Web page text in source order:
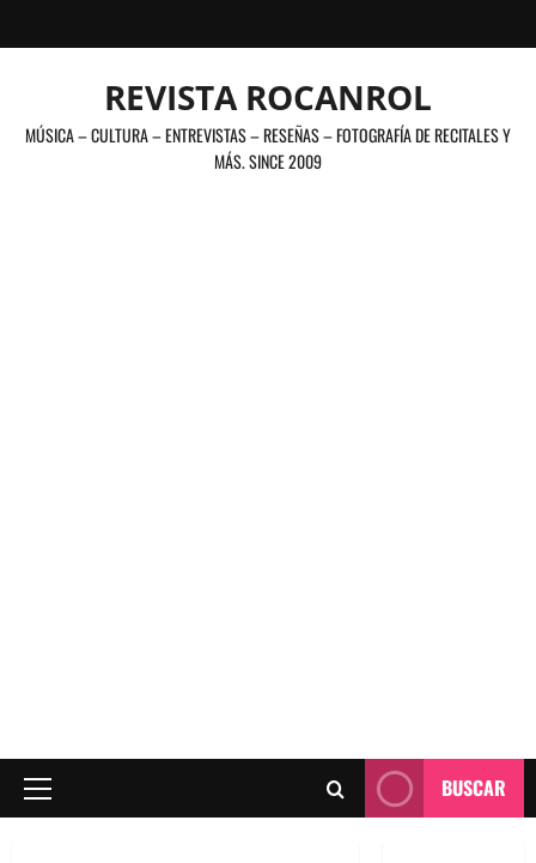
al
REVISTA ROCANROL
MÚSICA – CULTURA – ENTREVISTAS – RESEÑAS – FOTOGRAFÍA DE RECITALES Y
MÁS. SINCE 2009
Menú
BUSCAR